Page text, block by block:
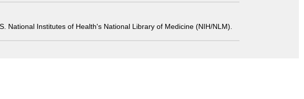
National Institutes of Health's National Library of Medicine (NIH/NLM).